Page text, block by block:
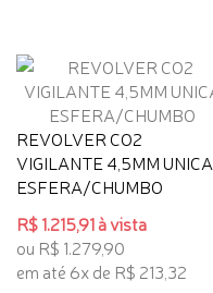
REVOLVER CO2
VIGILANTE 4,5MM UNICA
ESFERA/CHUMBO
R$ 1.215,91 à vista
ou R$ 1.279,90
em até 6x de R$ 213,32